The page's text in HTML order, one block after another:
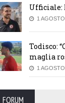
Ufficiale:
1 AGOSTO
Todisco:
maglia
1 AGOSTO
FORUM